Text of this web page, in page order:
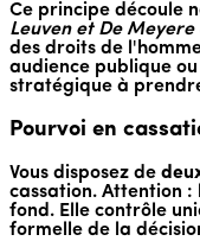
Ce principe découle
Leuven et De Meyere
des droits de
audience publique
stratégique à
Pourvoi en
Vous disposez de
cassation. Attention :
fond. Elle contrôle
formelle de la